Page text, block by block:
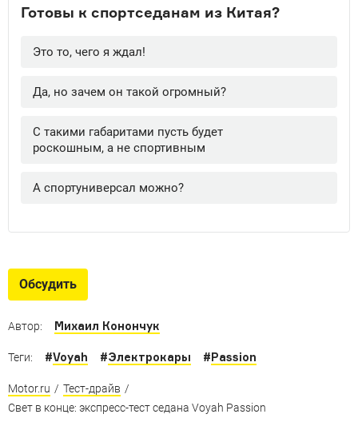
Обсудить
Автор: Михаил Конончук
Теги: #Voyah #Электрокары #Passion
Motor.ru / Тест-драйв /
Свет в конце: экспресс-тест седана Voyah Passion